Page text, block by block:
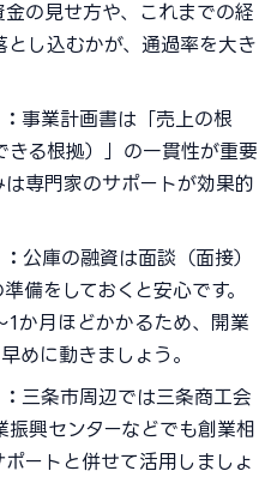
の見せ方や、これまでの経
し込むかが、通過率を大き
事業計画書は「売上の根
る根拠）」の一貫性が重要
専門家のサポートが効果的
公庫の融資は面談（面接）
備をしておくと安心です。
1か月ほどかかるため、開業
めに動きましょう。
三条市周辺では三条商工会
興センターなどでも創業相
ートと併せて活用しましょ